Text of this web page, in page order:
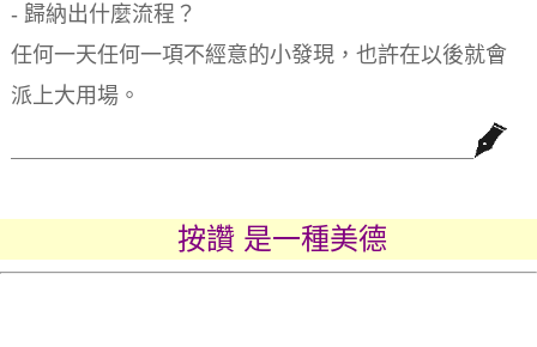
- 歸納出什麼流程？
任何一天任何一項不經意的小發現，也許在以後就會
派上大用場。
按讚 是一種美德